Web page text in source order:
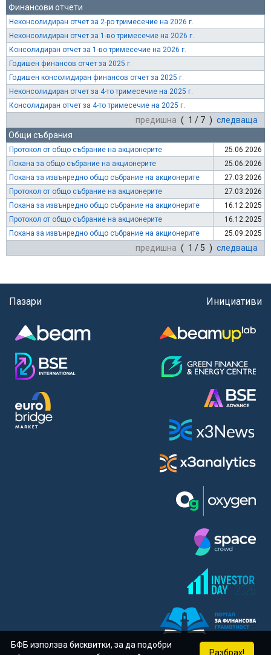
Финансови отчети
Неконсолидиран отчет за 2-ро тримесечие на 2026 г.
Неконсолидиран отчет за 1-во тримесечие на 2026 г.
Консолидиран отчет за 1-во тримесечие на 2026 г.
Годишен финансов отчет за 2025 г.
Годишен консолидиран финансов отчет за 2025 г.
Неконсолидиран отчет за 4-то тримесечие на 2025 г.
Консолидиран отчет за 4-то тримесечие на 2025 г.
предишна ( 1 / 7 ) следваща
Общи събрания
Протокол от общо събрание на акционерите
25.06.2026
Покана за общо събрание на акционерите
25.06.2026
Покана за извънредно общо събрание на акционерите
27.03.2026
Протокол от общо събрание на акционерите
27.03.2026
Покана за извънредно общо събрание на акционерите
16.12.2025
Протокол от общо събрание на акционерите
16.12.2025
Покана за извънредно общо събрание на акционерите
25.09.2025
предишна ( 1 / 5 ) следваща
Пазари Инициативи
Разбрах!
БФБ използва бисквитки, за да подобри